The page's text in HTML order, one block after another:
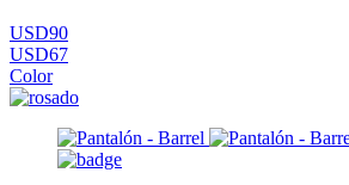
USD90
USD67
Color